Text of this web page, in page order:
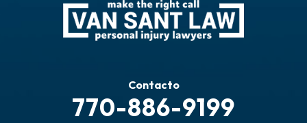
Contacto
770-886-9199